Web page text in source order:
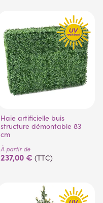
(1 avis)
Haie artificielle buis
structure démontable 83
cm
À partir de
237,00 € (TTC)